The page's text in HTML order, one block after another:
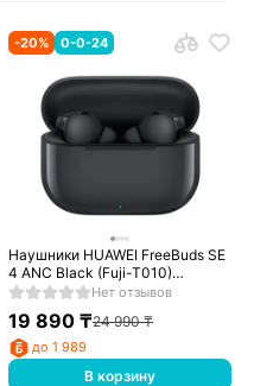
-20% 0-0-24
Наушники HUAWEI FreeBuds SE
4 ANC Black (Fuji-T010)
(55038497) Нет отзывов
19 890 ₸24 990₸
до 1 989
В корзину